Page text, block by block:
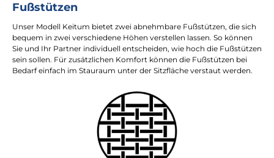
Fußstützen
Unser Modell Keitum bietet zwei abnehmbare Fußstützen, die sich
bequem in zwei verschiedene Höhen verstellen lassen. So können
Sie und Ihr Partner individuell entscheiden, wie hoch die Fußstützen
sein sollen. Für zusätzlichen Komfort können die Fußstützen bei
Bedarf einfach im Stauraum unter der Sitzfläche verstaut werden.